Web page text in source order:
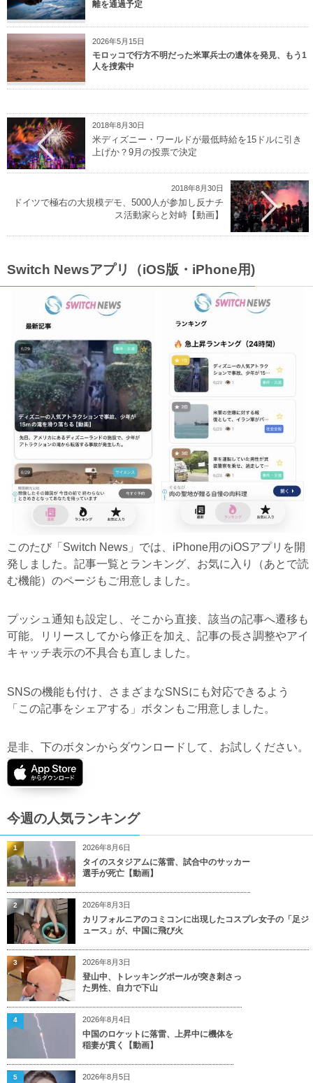
離を通過予定
2026年5月15日
モロッコで行方不明だった米軍兵士の遺体を発見、もう1
人を捜索中
2018年8月30日
米ディズニー・ワールドが最低時給を15ドルに引き
上げか？9月の投票で決定
2018年8月30日
ドイツで極右の大規模デモ、5000人が参加し反ナチ
ス活動家らと対峙【動画】
Switch Newsアプリ（iOS版・iPhone用)
このたび「Switch News」では、iPhone用のiOSアプリを開
発しました。記事一覧とランキング、お気に入り（あとで読
む機能）のページもご用意しました。
プッシュ通知も設定し、そこから直接、該当の記事へ遷移も
可能。リリースしてから修正を加え、記事の長さ調整やアイ
キャッチ表示の不具合も直しました。
SNSの機能も付け、さまざまなSNSにも対応できるよう
「この記事をシェアする」ボタンもご用意しました。
是非、下のボタンからダウンロードして、お試しください。
今週の人気ランキング
2026年8月6日
タイのスタジアムに落雷、試合中のサッカー
選手が死亡【動画】
1
2026年8月3日
カリフォルニアのコミコンに出現したコスプレ女子の「足ジ
ュース」が、中国に飛び火
2
2026年8月3日
登山中、トレッキングポールが突き刺さっ
た男性、自力で下山
3
2026年8月4日
中国のロケットに落雷、上昇中に機体を
稲妻が貫く【動画】
4
2026年8月5日
5